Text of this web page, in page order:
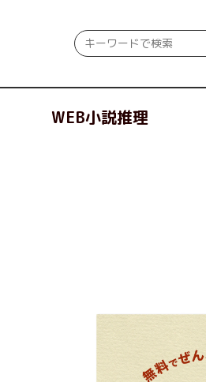
WEB小説推理